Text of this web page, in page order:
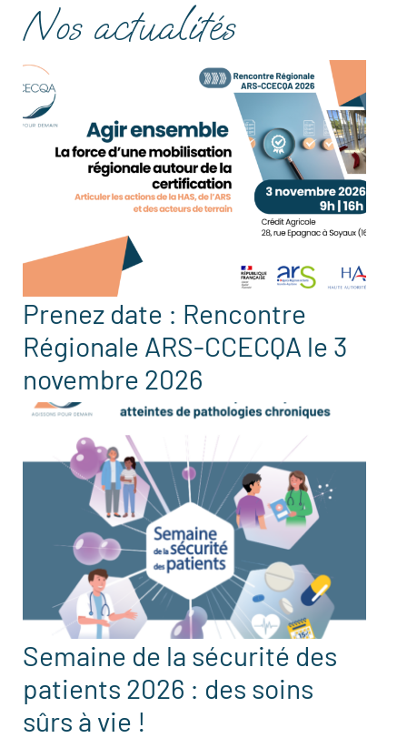
Nos actualités
Prenez date : Rencontre
Régionale ARS-CCECQA le 3
novembre 2026
Semaine de la sécurité des
patients 2026 : des soins
sûrs à vie !